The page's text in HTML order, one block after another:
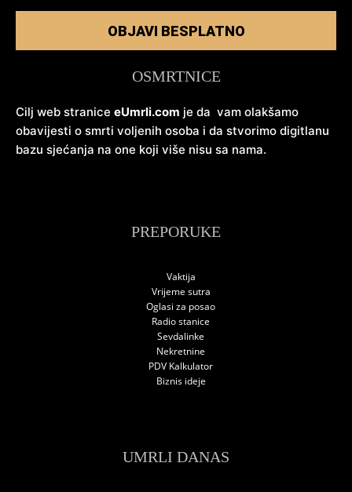
OBJAVI BESPLATNO
OSMRTNICE
Cilj web stranice eUmrli.com je da vam olakšamo
obavijesti o smrti voljenih osoba i da stvorimo digitlanu
bazu sjećanja na one koji više nisu sa nama.
PREPORUKE
Vaktija
Vrijeme sutra
Oglasi za posao
Radio stanice
Sevdalinke
Nekretnine
PDV Kalkulator
Biznis ideje
UMRLI DANAS